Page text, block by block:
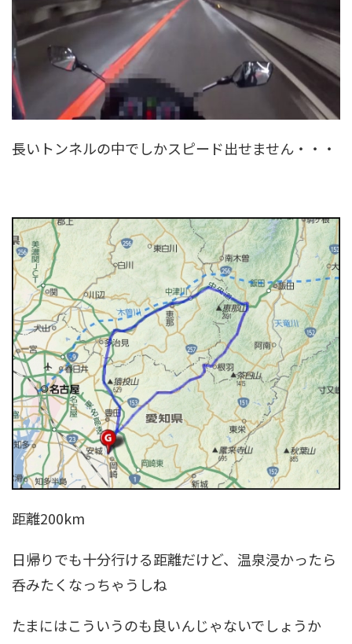
長いトンネルの中でしかスピード出せません・・・
距離200km
日帰りでも十分行ける距離だけど、温泉浸かったら
呑みたくなっちゃうしね
たまにはこういうのも良いんじゃないでしょうか